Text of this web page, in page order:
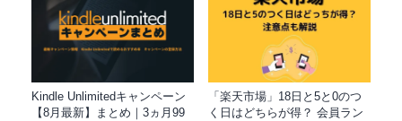
Kindle Unlimitedキャンペーン
【8月最新】まとめ｜3ヵ月99
「楽天市場」18日と5と0のつ
く日はどちらが得？ 会員ラン